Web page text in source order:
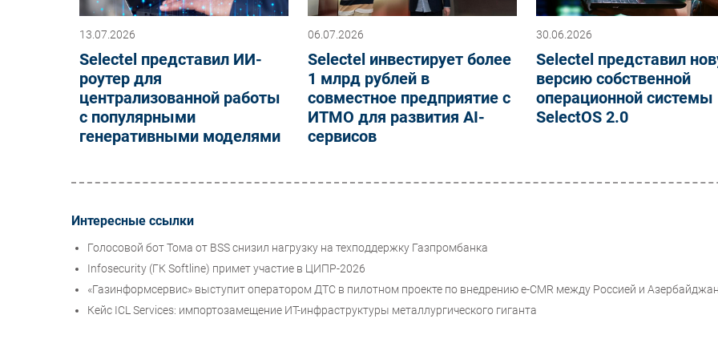
13.07.2026
Selectel представил ИИ-
роутер для
централизованной работы
с популярными
генеративными моделями
06.07.2026
Selectel инвестирует более
1 млрд рублей в
совместное предприятие с
ИТМО для развития AI-
сервисов
30.06.2026
Selectel представил
версию собственной
операционной системы
SelectOS 2.0
Интересные ссылки
Голосовой бот Тома от BSS снизил нагрузку на техподдержку Газпромбанка
Infosecurity (ГК Softline) примет участие в ЦИПР-2026
«Газинформсервис» выступит оператором ДТС в пилотном проекте по внедрению e-CMR между Россией и
Кейс ICL Services: импортозамещение ИТ-инфраструктуры металлургического гиганта